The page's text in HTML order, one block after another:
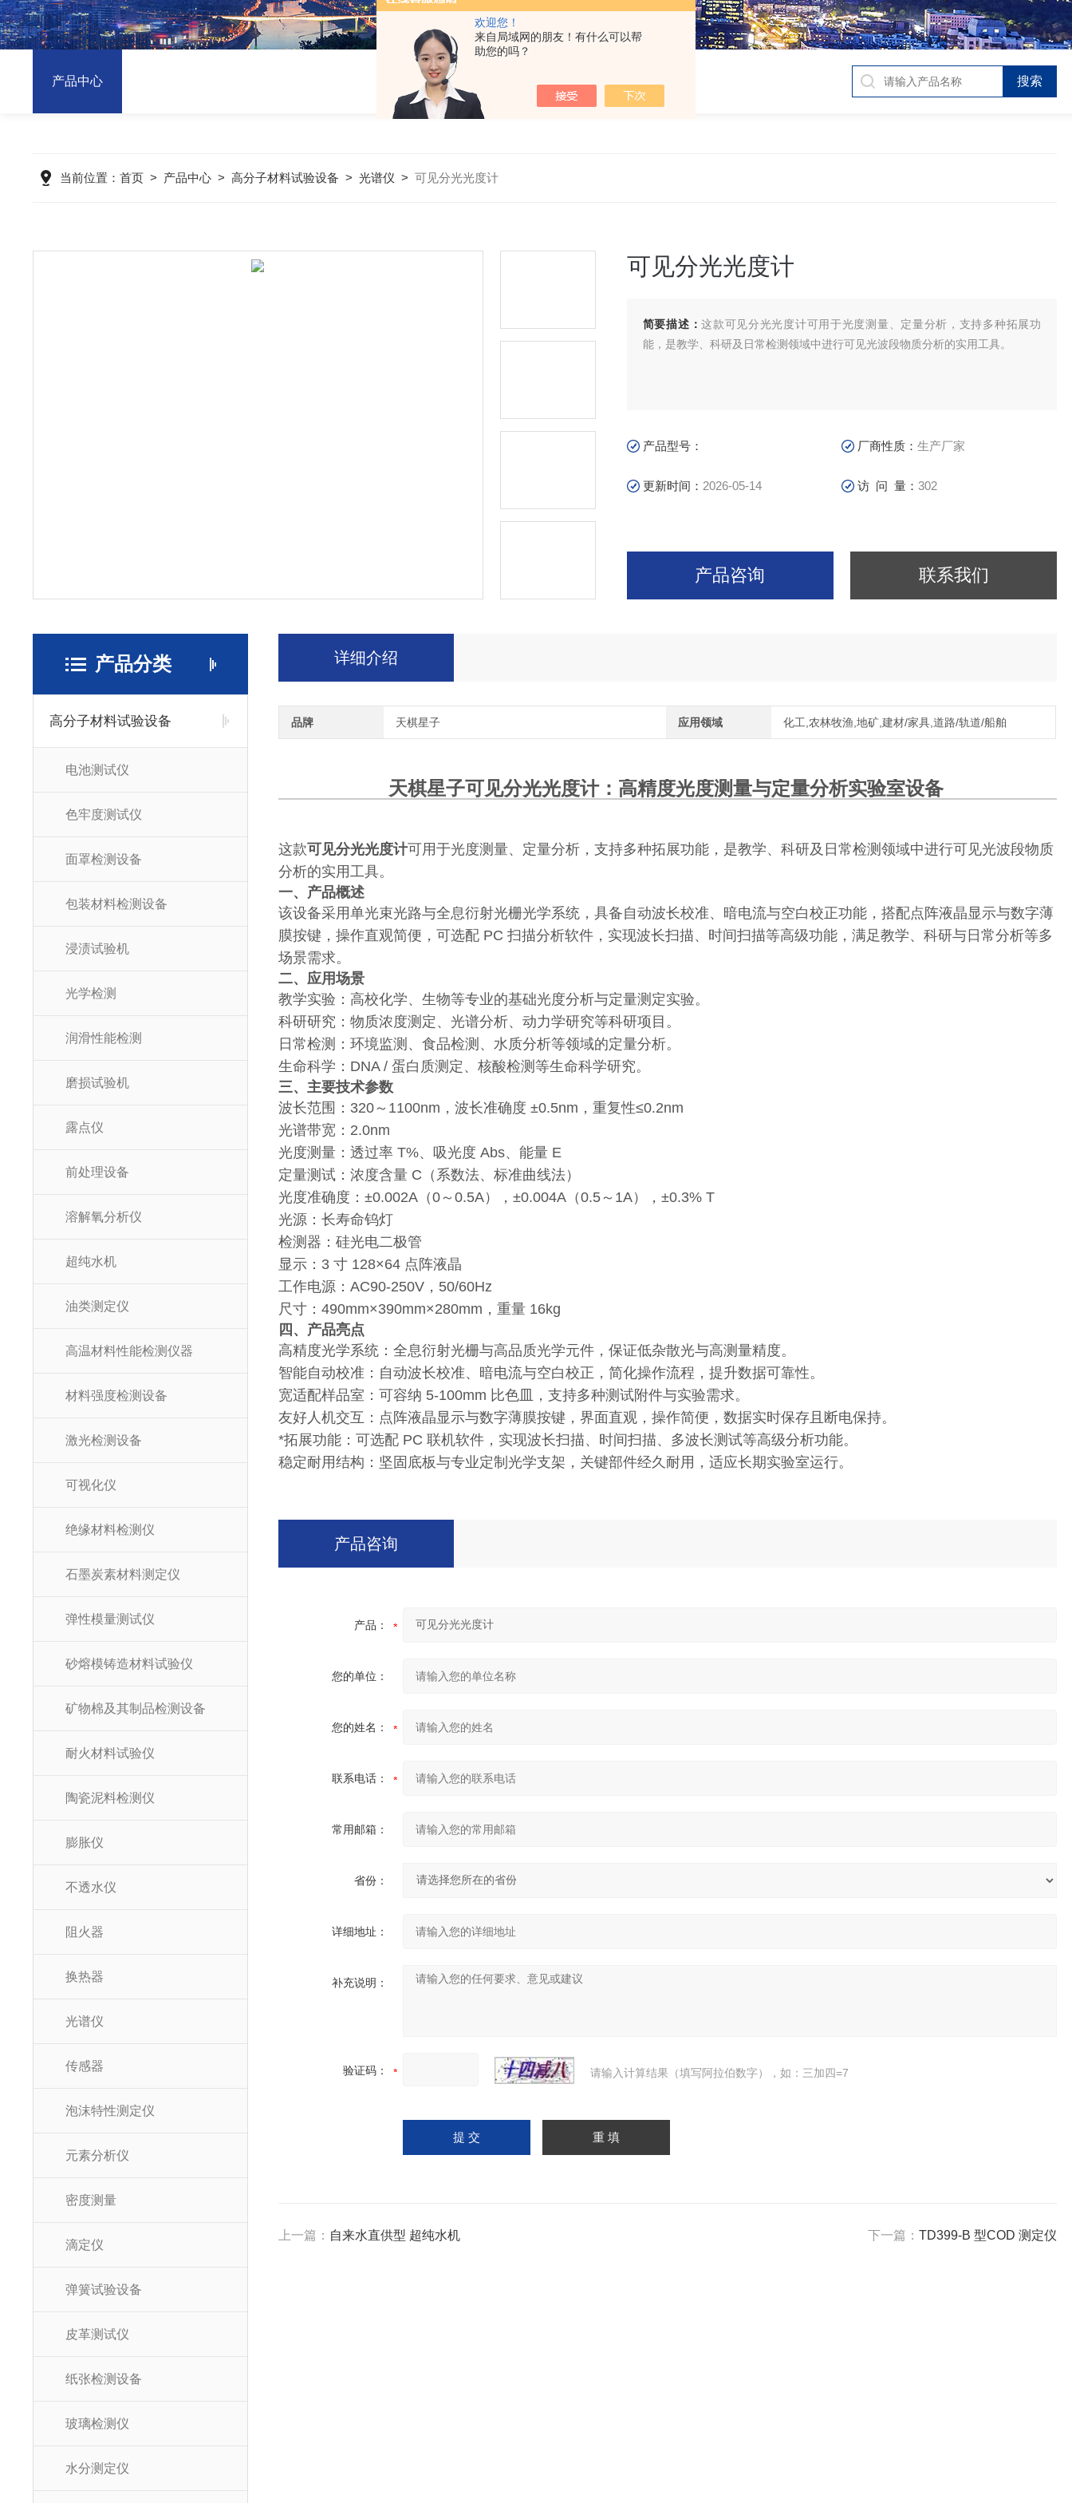
欢迎您！
来自局域网的朋友！有什么可以帮
助您的吗？
产品中心
当前位置： 首页> 产品中心> 高分子材料试验设备 > 光谱仪 > 可见分光光度计
可见分光光度计
简要描述：这款可见分光光度计可用于光度测量、定量分析，支持多种拓展功
能，是教学、科研及日常检测领域中进行可见光波段物质分析的实用工具。
产品型号： 厂商性质：生产厂家
更新时间： 2026-05-14 访 问 量：302
产品咨询 联系我们
详细介绍
品牌 天棋星子 应用领域 化工,农林牧渔,地矿,建材/家具,道路/轨道/船舶
天棋星子可见分光光度计：高精度光度测量与定量分析实验室设备
这款可见分光光度计可用于光度测量、定量分析，支持多种拓展功能，是教学、科研及日常检测领域中进行可见光波段物质
分析的实用工具。
一、产品概述
该设备采用单光束光路与全息衍射光栅光学系统，具备自动波长校准、暗电流与空白校正功能，搭配点阵液晶显示与数字薄
膜按键，操作直观简便，可选配 PC 扫描分析软件，实现波长扫描、时间扫描等高级功能，满足教学、科研与日常分析等多
场景需求。
二、应用场景
教学实验：高校化学、生物等专业的基础光度分析与定量测定实验。
科研研究：物质浓度测定、光谱分析、动力学研究等科研项目。
日常检测：环境监测、食品检测、水质分析等领域的定量分析。
生命科学：DNA / 蛋白质测定、核酸检测等生命科学研究。
三、主要技术参数
波长范围：320～1100nm，波长准确度 ±0.5nm，重复性≤0.2nm
光谱带宽：2.0nm
光度测量：透过率 T%、吸光度 Abs、能量 E
定量测试：浓度含量 C（系数法、标准曲线法）
光度准确度：±0.002A（0～0.5A），±0.004A（0.5～1A），±0.3% T
光源：长寿命钨灯
检测器：硅光电二极管
显示：3 寸 128×64 点阵液晶
工作电源：AC90-250V，50/60Hz
尺寸：490mm×390mm×280mm，重量 16kg
四、产品亮点
高精度光学系统：全息衍射光栅与高品质光学元件，保证低杂散光与高测量精度。
智能自动校准：自动波长校准、暗电流与空白校正，简化操作流程，提升数据可靠性。
宽适配样品室：可容纳 5-100mm 比色皿，支持多种测试附件与实验需求。
友好人机交互：点阵液晶显示与数字薄膜按键，界面直观，操作简便，数据实时保存且断电保持。
*拓展功能：可选配 PC 联机软件，实现波长扫描、时间扫描、多波长测试等高级分析功能。
稳定耐用结构：坚固底板与专业定制光学支架，关键部件经久耐用，适应长期实验室运行。
产品咨询
产品：
您的单位：
您的姓名：
联系电话：
常用邮箱：
省份：
详细地址：
补充说明：
验证码： 请输入计算结果（填写阿拉伯数字），如：三加四=7
上一篇： 自来水直供型 超纯水机 下一篇： TD399-B 型COD 测定仪
产品分类
高分子材料试验设备
电池测试仪
色牢度测试仪
面罩检测设备
包装材料检测设备
浸渍试验机
光学检测
润滑性能检测
磨损试验机
露点仪
前处理设备
溶解氧分析仪
超纯水机
油类测定仪
高温材料性能检测仪器
材料强度检测设备
激光检测设备
可视化仪
绝缘材料检测仪
石墨炭素材料测定仪
弹性模量测试仪
砂熔模铸造材料试验仪
矿物棉及其制品检测设备
耐火材料试验仪
陶瓷泥料检测仪
膨胀仪
不透水仪
阻火器
换热器
光谱仪
传感器
泡沫特性测定仪
元素分析仪
密度测量
滴定仪
弹簧试验设备
皮革测试仪
纸张检测设备
玻璃检测仪
水分测定仪